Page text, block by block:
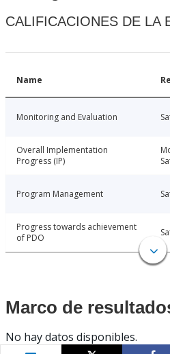
CALIFICACIONES DE LA
Name
Monitoring and Evaluation
Overall Implementation
Progress (IP)
Program Management
Progress towards achievement
of PDO
Marco de
No hay datos disponibles.